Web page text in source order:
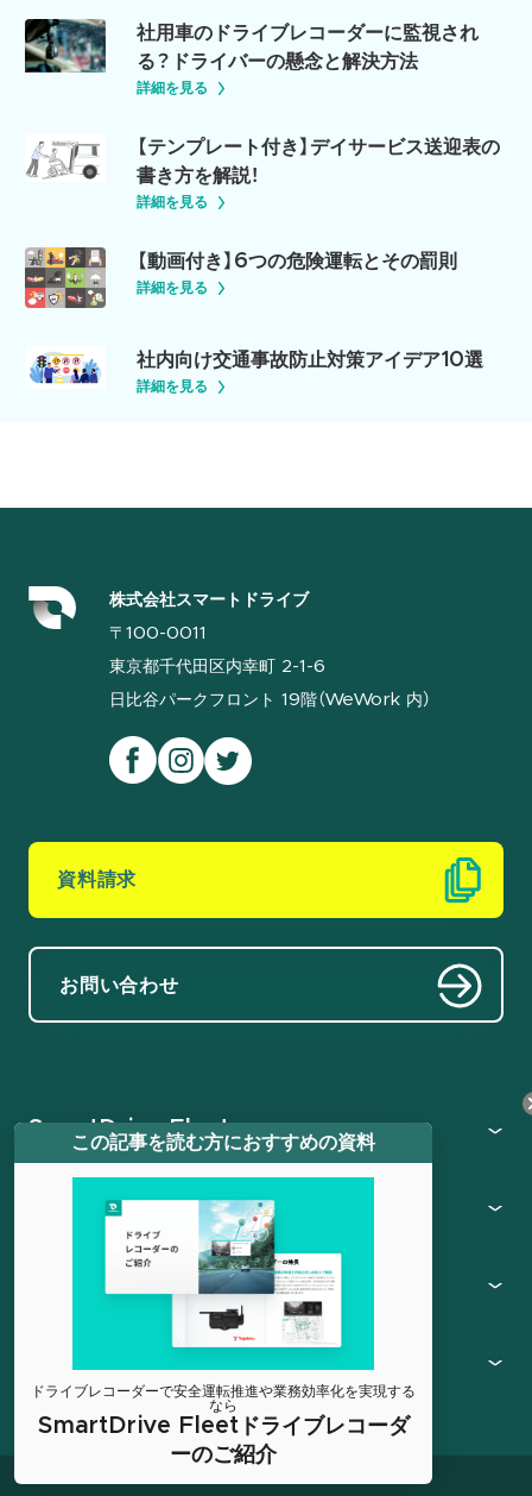
社用車のドライブレコーダーに監視され
る？ドライバーの懸念と解決方法
詳細を見る
【テンプレート付き】デイサービス送迎表の
書き方を解説！
詳細を見る
【動画付き】6つの危険運転とその罰則
詳細を見る
社内向け交通事故防止対策アイデア10選
詳細を見る
この記事を読む方におすすめの資料
ドライブレコーダーで安全運転推進や業務効率化を実現する
なら
SmartDrive Fleetドライブレコーダ
ーのご紹介
株式会社スマートドライブ
〒100-0011
東京都千代田区内幸町 2-1-6
日比谷パークフロント 19階（WeWork 内）
資料請求
お問い合わせ
SmartDrive Fleet
機能一覧